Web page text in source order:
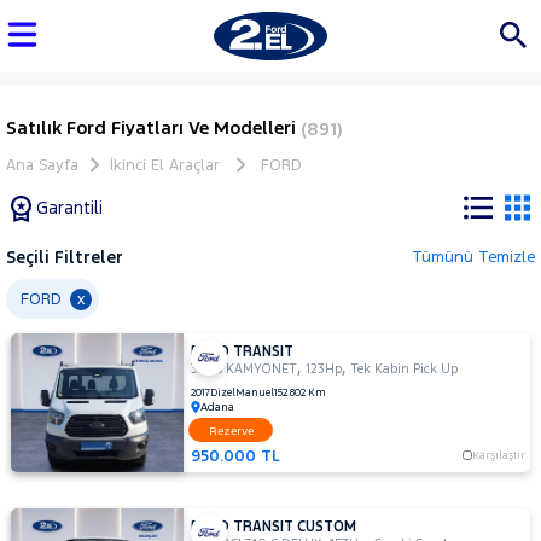
Satılık Ford Fiyatları Ve Modelleri (891)
Ana Sayfa İkinci El Araçlar FORD
Garantili
Tüm
Araçlar
AUDI
BMC
BMW
BYD
Seçili Filtreler Tümünü Temizle
FORD x
FORD TRANSIT
330S KAMYONET,123Hp,Tek Kabin Pick Up
2017DizelManuel152.802 Km
Adana
950.000 TL Karşılaştır
Rezerve
FORD TRANSIT CUSTOM